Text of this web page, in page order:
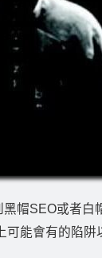
帽SEO或者白
能會有的陷阱